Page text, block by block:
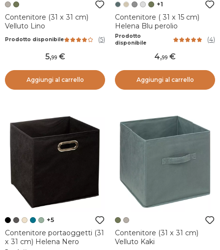
Contenitore (31 x 31 cm)
Velluto Lino
Prodotto disponibile (5)
5,99
Aggiungi al carrello
+1
Contenitore ( 31 x 15 cm)
Helena Blu perolio
Prodotto
disponibile
(4)
4,99
Aggiungi al carrello
+5
Contenitore portaoggetti (31
x 31 cm) Helena Nero
Contenitore (31 x 31 cm)
Velluto Kaki